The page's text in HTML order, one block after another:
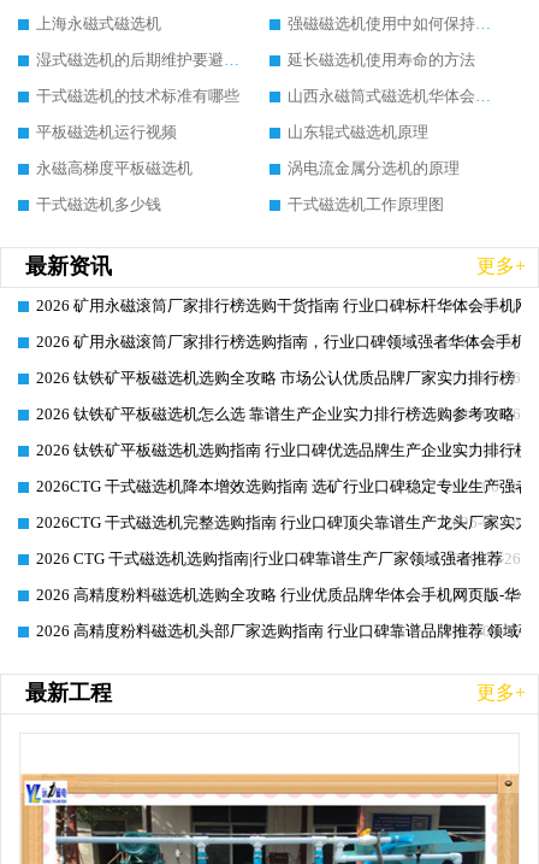
上海永磁式磁选机
强磁磁选机使用中如何保持其顺畅运行
湿式磁选机的后期维护要避开哪些坑
延长磁选机使用寿命的方法
干式磁选机的技术标准有哪些
山西永磁筒式磁选机华体会手机网页版-华体会(中国)
平板磁选机运行视频
山东辊式磁选机原理
永磁高梯度平板磁选机
涡电流金属分选机的原理
干式磁选机多少钱
干式磁选机工作原理图
最新资讯 更多+
2026-06-26
2026 矿用永磁滚筒厂家排行榜选购干货指南 行业口碑标杆华体会手机网
2026-06-26
2026 矿用永磁滚筒厂家排行榜选购指南，行业口碑领域强者华体会手机
2026-06-26
2026 钛铁矿平板磁选机选购全攻略 市场公认优质品牌厂家实力排行榜
2026-06-26
2026 钛铁矿平板磁选机怎么选 靠谱生产企业实力排行榜选购参考攻略
2026-06-26
2026 钛铁矿平板磁选机选购指南 行业口碑优选品牌生产企业实力排行榜
2026-06-26
2026CTG 干式磁选机降本增效选购指南 选矿行业口碑稳定专业生产强者
2026-06-26
2026CTG 干式磁选机完整选购指南 行业口碑顶尖靠谱生产龙头厂家实力
2026-06-26
2026 CTG 干式磁选机选购指南|行业口碑靠谱生产厂家领域强者推荐
2026-06-26
2026 高精度粉料磁选机选购全攻略 行业优质品牌华体会手机网页版-华
2026-06-26
2026 高精度粉料磁选机头部厂家选购指南 行业口碑靠谱品牌推荐 领域
最新工程 更多+